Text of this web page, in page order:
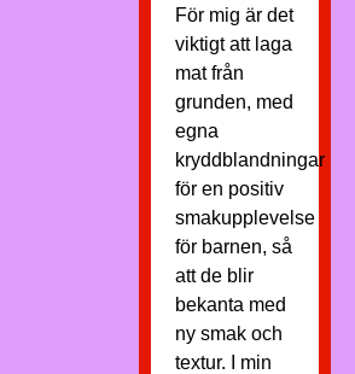
För mig är det
viktigt att laga
mat från
grunden, med
egna
kryddblandningar
för en positiv
smakupplevelse
för barnen, så
att de blir
bekanta med
ny smak och
textur. I min